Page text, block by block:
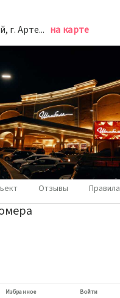
Приморский край, г. Артем, ул. бухта Муравьиная, д. 73 корп. 5 на карте
Отзывы Правила
Избранное Войти